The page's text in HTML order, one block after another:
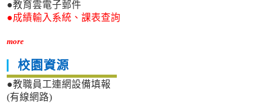
●教育雲電子郵件
●成績輸入系統、課表查詢
more
校園資源
●教職員工連網設備填報
(有線網路)